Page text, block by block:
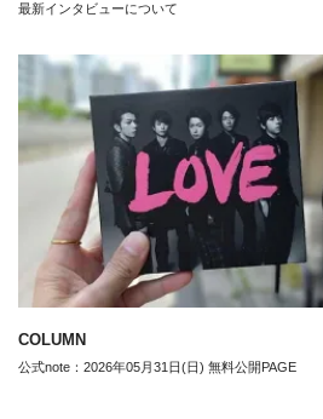
最新インタビューについて
COLUMN
公式note：2026年05月31日(日) 無料公開PAGE